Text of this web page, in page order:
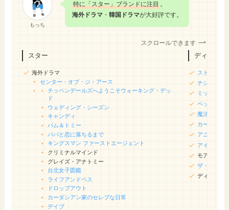
もっち
特に「スター」ブランドに注目。
海外ドラマ・ 韓国ドラマが大好評です。
スクロールできます
スター
海外ドラマ
センター・オブ・ジ・アース
チッペンデールズへようこそウォーキング・デッ
ド
ウェディング・シーズン
キャンディ
パム＆トミー
パパと恋に落ちるまで
キングスマン ファーストエージェント
クリミナルマインド
グレイズ・アナトミー
台北女子図鑑
ライフアンドベス
ドロップアウト
カーダシアン家のセレブな日常
デイブ
ディズニー
ストレンジ
ナショナル
ミッキーマ
ベッカムと
魔法にかけ
カーズ・オ
アニメ版ベ
アイスエイ
モアナと伝
ザ・ビート
ディセンダ